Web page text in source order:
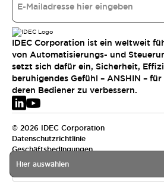
Hier auswählen
IDEC Corporation ist ein weltweit
von Automatisierungs- und
setzt sich dafür ein, Sicherheit,
beruhigendes Gefühl – ANSHIN –
deren Bediener zu verbessern.
© 2026 IDEC Corporation
Datenschutzrichtlinie
Geschäftsbedingungen
EMEA